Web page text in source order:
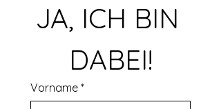
JA, ICH BIN
DABEI!
Vorname *